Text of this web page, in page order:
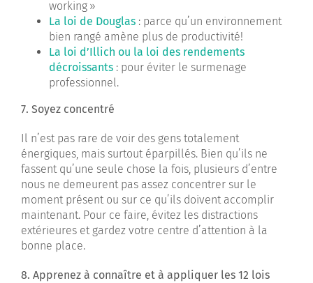
working »
La loi de Douglas: parce qu’un environnement
bien rangé amène plus de productivité!
La loi d’Illich ou la loi des rendements
décroissants : pour éviter le surmenage
professionnel.
7. Soyez concentré
Il n’est pas rare de voir des gens totalement
énergiques, mais surtout éparpillés. Bien qu’ils ne
fassent qu’une seule chose la fois, plusieurs d’entre
nous ne demeurent pas assez concentrer sur le
moment présent ou sur ce qu’ils doivent accomplir
maintenant. Pour ce faire, évitez les distractions
extérieures et gardez votre centre d’attention à la
bonne place.
8. Apprenez à connaître et à appliquer les 12 lois